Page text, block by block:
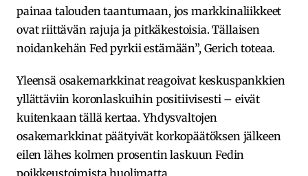
painaa talouden taantumaan, jos markkinaliikkeet
ovat riittävän rajuja ja pitkäkestoisia. Tällaisen
noidankehän Fed pyrkii estämään”, Gerich toteaa.
Yleensä osakemarkkinat reagoivat keskuspankkien
yllättäviin koronlaskuihin positiivisesti – eivät
kuitenkaan tällä kertaa. Yhdysvaltojen
osakemarkkinat päätyivät korkopäätöksen jälkeen
eilen lähes kolmen prosentin laskuun Fedin
poikkeustoimista huolimatta.